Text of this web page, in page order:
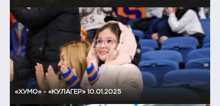
«ХУМО» - «КУЛАГЕР» 10.01.2025